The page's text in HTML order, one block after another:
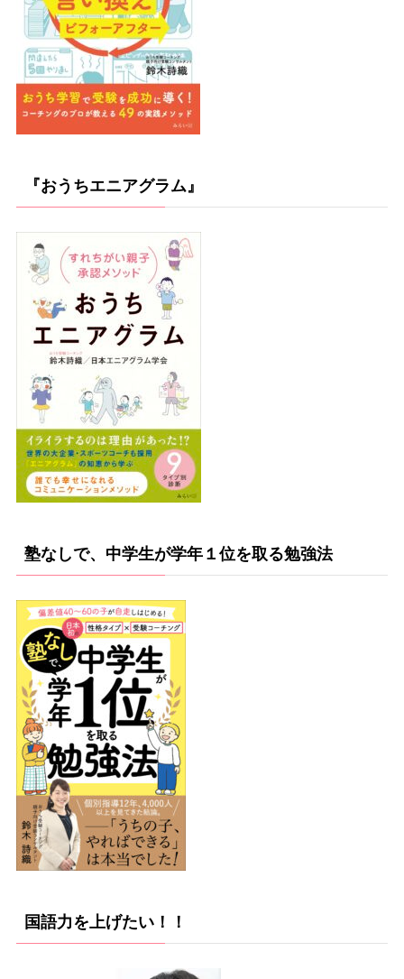
『おうちエニアグラム』
塾なしで、中学生が学年１位を取る勉強法
国語力を上げたい！！